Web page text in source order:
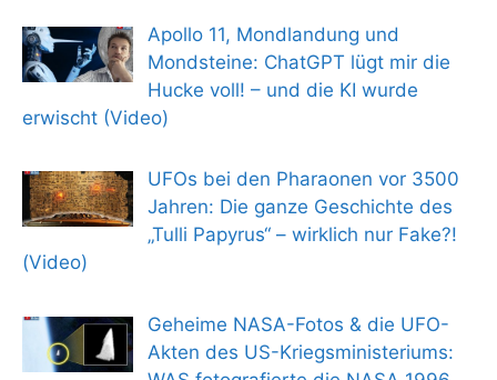
Apollo 11, Mondlandung und
Mondsteine: ChatGPT lügt mir die
Hucke voll! – und die KI wurde
erwischt (Video)
UFOs bei den Pharaonen vor 3500
Jahren: Die ganze Geschichte des
„Tulli Papyrus“ – wirklich nur Fake?!
(Video)
Geheime NASA-Fotos & die UFO-
Akten des US-Kriegsministeriums: